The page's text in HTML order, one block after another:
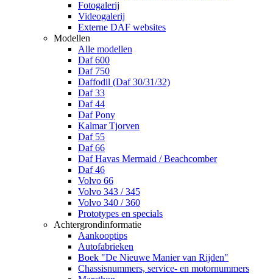
Fotogalerij
Videogalerij
Externe DAF websites
Modellen
Alle modellen
Daf 600
Daf 750
Daffodil (Daf 30/31/32)
Daf 33
Daf 44
Daf Pony
Kalmar Tjorven
Daf 55
Daf 66
Daf Havas Mermaid / Beachcomber
Daf 46
Volvo 66
Volvo 343 / 345
Volvo 340 / 360
Prototypes en specials
Achtergrondinformatie
Aankooptips
Autofabrieken
Boek "De Nieuwe Manier van Rijden"
Chassisnummers, service- en motornummers